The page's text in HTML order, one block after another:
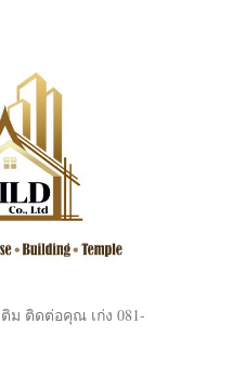
ม ติดต่อคุณ เก่ง 081-